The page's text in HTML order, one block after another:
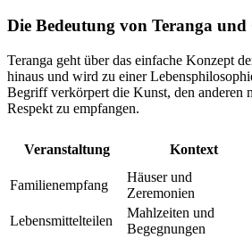
Die Bedeutung von Teranga
Teranga geht über das einfache Konzept
hinaus und wird zu einer
Begriff verkörpert die Kunst, den anderen
Respekt zu empfangen.
Veranstaltung Kontext
Familienempfang
Häuser und
Zeremonien
Lebensmittelteilen
Mahlzeiten und
Begegnungen